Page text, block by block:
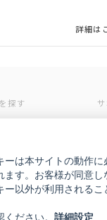
詳細は
探す
ら探す 定
ご
は本サイトの動作に
ます。お客様が同意し
ー以外が利用されるこ
ださい。 詳細設定